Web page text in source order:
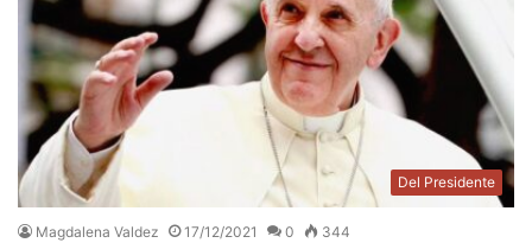
Del Presidente
Magdalena Valdez 17/12/2021 0 344